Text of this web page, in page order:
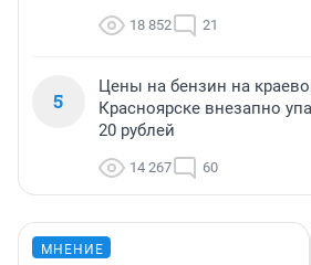
18 852 21
5
Цены на бензин на
Красноярске внезапно
20 рублей
14 267 60
МНЕНИЕ